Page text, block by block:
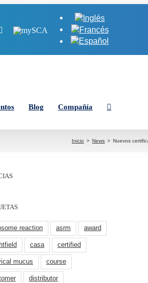
Instagram
MySCA
Blog Compañía
Inicio News Nuevos
reaction asrm award
casa certified
mucus course
distributor